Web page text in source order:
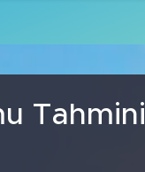
Tahmini